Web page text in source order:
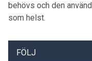
behövs och den
som helst.
FÖLJ